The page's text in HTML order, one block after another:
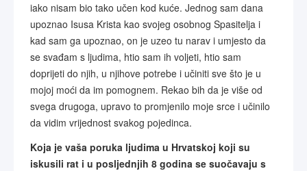
iako nisam bio tako učen kod kuće. Jednog sam dana
upoznao Isusa Krista kao svojeg osobnog Spasitelja i
kad sam ga upoznao, on je uzeo tu narav i umjesto da
se svađam s ljudima, htio sam ih voljeti, htio sam
doprijeti do njih, u njihove potrebe i učiniti sve što je u
mojoj moći da im pomognem. Rekao bih da je više od
svega drugoga, upravo to promjenilo moje srce i učinilo
da vidim vrijednost svakog pojedinca.
Koja je vaša poruka ljudima u Hrvatskoj koji su
iskusili rat i u posljednjih 8 godina se suočavaju s